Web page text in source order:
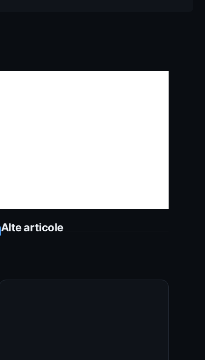
Alte articole